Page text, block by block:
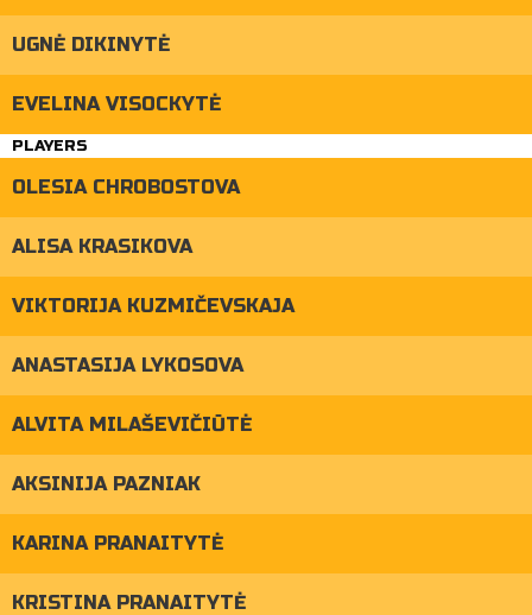
UGNĖ DIKINYTĖ
EVELINA VISOCKYTĖ
PLAYERS
OLESIA CHROBOSTOVA
ALISA KRASIKOVA
VIKTORIJA KUZMIČEVSKAJA
ANASTASIJA LYKOSOVA
ALVITA MILAŠEVIČIŪTĖ
AKSINIJA PAZNIAK
KARINA PRANAITYTĖ
KRISTINA PRANAITYTĖ